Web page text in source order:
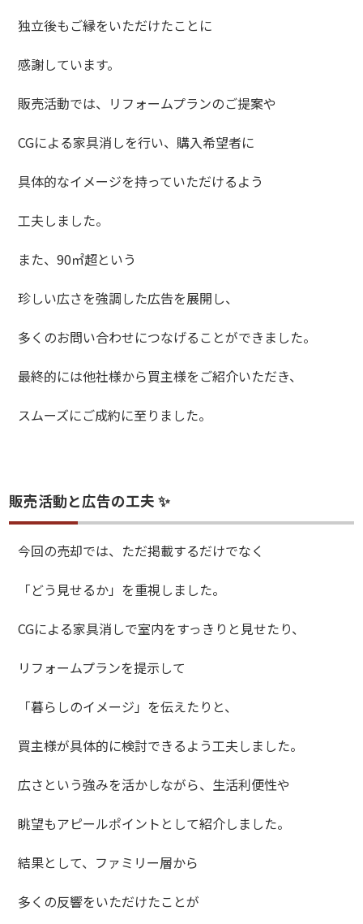
独立後もご縁をいただけたことに
感謝しています。
販売活動では、リフォームプランのご提案や
CGによる家具消しを行い、購入希望者に
具体的なイメージを持っていただけるよう
工夫しました。
また、90㎡超という
珍しい広さを強調した広告を展開し、
多くのお問い合わせにつなげることができました。
最終的には他社様から買主様をご紹介いただき、
スムーズにご成約に至りました。
販売活動と広告の工夫 ✨
今回の売却では、ただ掲載するだけでなく
「どう見せるか」を重視しました。
CGによる家具消しで室内をすっきりと見せたり、
リフォームプランを提示して
「暮らしのイメージ」を伝えたりと、
買主様が具体的に検討できるよう工夫しました。
広さという強みを活かしながら、生活利便性や
眺望もアピールポイントとして紹介しました。
結果として、ファミリー層から
多くの反響をいただけたことが